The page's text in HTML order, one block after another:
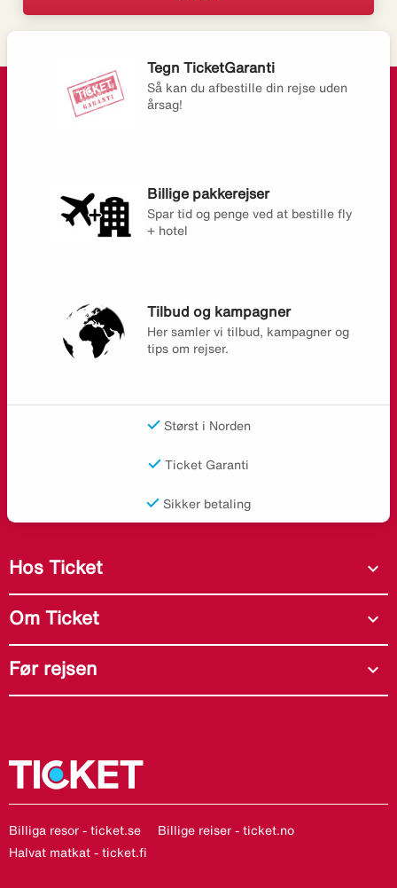
Tegn TicketGaranti
Så kan du afbestille din rejse uden
årsag!
Billige pakkerejser
Spar tid og penge ved at bestille fly
+ hotel
Tilbud og kampagner
Her samler vi tilbud, kampagner og
tips om rejser.
Størst i Norden
Ticket Garanti
Sikker betaling
Hos Ticket expand_more
Om Ticket expand_more
Før rejsen expand_more
Billiga resor - ticket.se
Billige reiser - ticket.no
Halvat matkat - ticket.fi